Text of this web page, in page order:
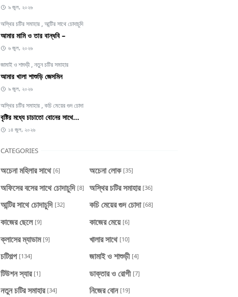
৯ জুল, ২০২৬
অস্থির চটির সমাহার ,আন্টির সাথে চোদাচুদি
আমার মামি ও তার বান্ধবি –
৬ জুল, ২০২৬
জামাই ও শাশুড়ী ,নতুন চটির সমাহার
আমার খালা শাশুড়ি জেসমিন
৯ জুল, ২০২৬
অস্থির চটির সমাহার ,কচি মেয়ের গুদ চোদা
বৃষ্টির মধ্যে চাচাতো বোনের সাথে...
১৪ জুল, ২০২৬
CATEGORIES
অচেনা মহিলার সাথে [6] অচেনা লোক [35]
অফিসের বসের সাথে চোদাচুদি [8] অস্থির চটির সমাহার [36]
আন্টির সাথে চোদাচুদি [32] কচি মেয়ের গুদ চোদা [68]
কাজের ছেলে [9] কাজের মেয়ে [6]
ক্লাসের ম্যাডাম [9] খালার সাথে [10]
চটিগল্প [134] জামাই ও শাশুড়ী [4]
টিউশন স্যার [1] ডাক্তার ও রোগী [7]
নতুন চটির সমাহার [34] নিজের বোন [19]